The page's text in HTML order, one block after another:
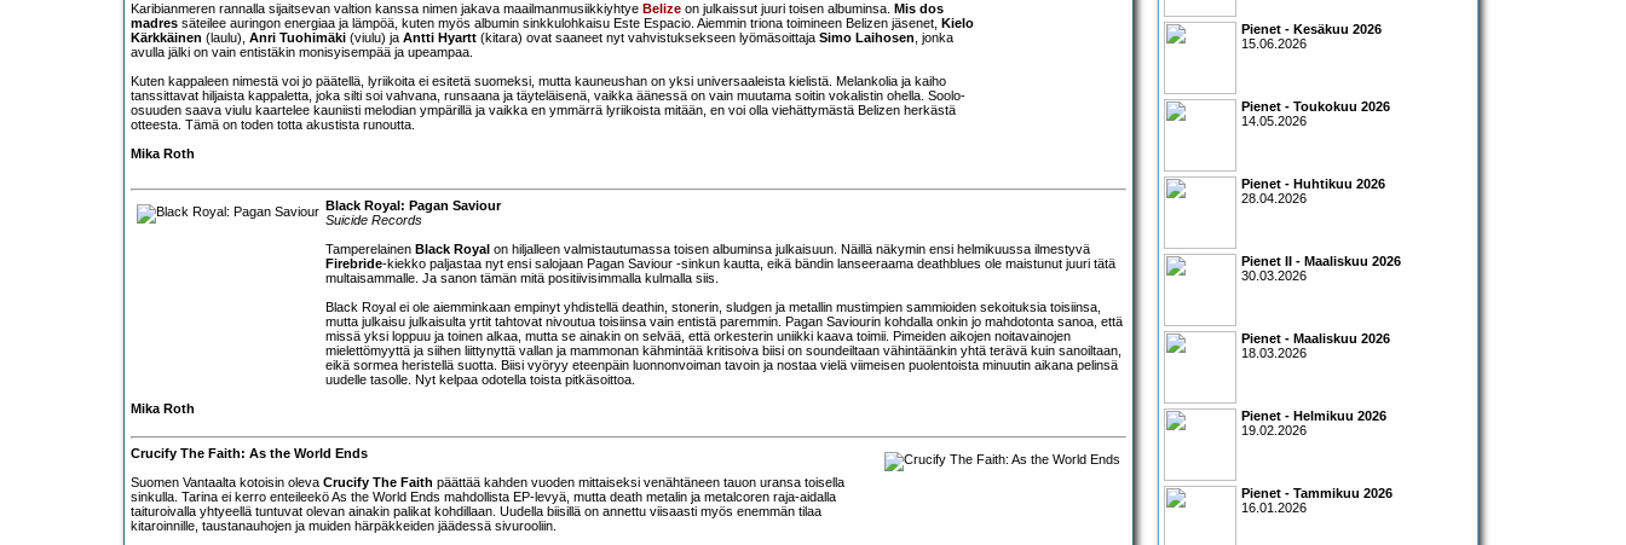
Karibianmeren rannalla sijaitsevan valtion kanssa nimen jakava maailmanmusiikkiyhtye Belize on julkaissut juuri toisen albuminsa. Mis dos
madres säteilee auringon energiaa ja lämpöä, kuten myös albumin sinkkulohkaisu Este Espacio. Aiemmin triona toimineen Belizen jäsenet, Kielo
Kärkkäinen (laulu), Anri Tuohimäki (viulu) ja Antti Hyartt (kitara) ovat saaneet nyt vahvistuksekseen lyömäsoittaja Simo Laihosen, jonka
avulla jälki on vain entistäkin monisyisempää ja upeampaa.
Kuten kappaleen nimestä voi jo päätellä, lyriikoita ei esitetä suomeksi, mutta kauneushan on yksi universaaleista kielistä. Melankolia ja kaiho
tanssittavat hiljaista kappaletta, joka silti soi vahvana, runsaana ja täyteläisenä, vaikka äänessä on vain muutama soitin vokalistin ohella. Soolo-
osuuden saava viulu kaartelee kauniisti melodian ympärillä ja vaikka en ymmärrä lyriikoista mitään, en voi olla viehättymästä Belizen herkästä
otteesta. Tämä on toden totta akustista runoutta.
Mika Roth
Black Royal: Pagan Saviour
Suicide Records
Tamperelainen Black Royal on hiljalleen valmistautumassa toisen albuminsa julkaisuun. Näillä näkymin ensi helmikuussa ilmestyvä
Firebride-kiekko paljastaa nyt ensi salojaan Pagan Saviour -sinkun kautta, eikä bändin lanseeraama deathblues ole maistunut juuri tätä
multaisammalle. Ja sanon tämän mitä positiivisimmalla kulmalla siis.
Black Royal ei ole aiemminkaan empinyt yhdistellä deathin, stonerin, sludgen ja metallin mustimpien sammioiden sekoituksia toisiinsa,
mutta julkaisu julkaisulta yrtit tahtovat nivoutua toisiinsa vain entistä paremmin. Pagan Saviourin kohdalla onkin jo mahdotonta sanoa, että
missä yksi loppuu ja toinen alkaa, mutta se ainakin on selvää, että orkesterin uniikki kaava toimii. Pimeiden aikojen noitavainojen
mielettömyyttä ja siihen liittynyttä vallan ja mammonan kähmintää kritisoiva biisi on soundeiltaan vähintäänkin yhtä terävä kuin sanoiltaan,
eikä sormea heristellä suotta. Biisi vyöryy eteenpäin luonnonvoiman tavoin ja nostaa vielä viimeisen puolentoista minuutin aikana pelinsä
uudelle tasolle. Nyt kelpaa odotella toista pitkäsoittoa.
Mika Roth
Crucify The Faith: As the World Ends
Suomen Vantaalta kotoisin oleva Crucify The Faith päättää kahden vuoden mittaiseksi venähtäneen tauon uransa toisella
sinkulla. Tarina ei kerro enteileekö As the World Ends mahdollista EP-levyä, mutta death metalin ja metalcoren raja-aidalla
taituroivalla yhtyeellä tuntuvat olevan ainakin palikat kohdillaan. Uudella biisillä on annettu viisaasti myös enemmän tilaa
kitaroinnille, taustanauhojen ja muiden härpäkkeiden jäädessä sivurooliin.
Pienet - Kesäkuu 2026
15.06.2026
Pienet - Toukokuu 2026
14.05.2026
Pienet - Huhtikuu 2026
28.04.2026
Pienet II - Maaliskuu 2026
30.03.2026
Pienet - Maaliskuu 2026
18.03.2026
Pienet - Helmikuu 2026
19.02.2026
Pienet - Tammikuu 2026
16.01.2026